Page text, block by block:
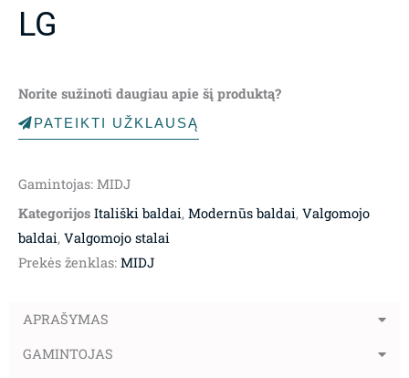
LG
Norite sužinoti daugiau apie šį produktą?
PATEIKTI UŽKLAUSĄ
Gamintojas: MIDJ
Kategorijos Itališki baldai, Modernūs baldai, Valgomojo
baldai, Valgomojo stalai
Prekės ženklas: MIDJ
APRAŠYMAS
GAMINTOJAS